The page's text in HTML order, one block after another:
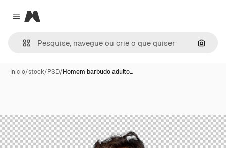
Close menu
Magnific
Início/stock/PSD/Homem barbudo adulto…